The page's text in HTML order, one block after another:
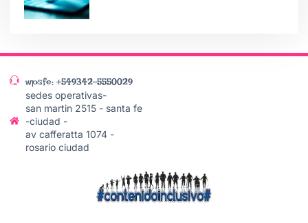
wpsfe: +549342-5550029
sedes operativas-
san martin 2515 - santa fe
-ciudad -
av cafferatta 1074 -
rosario ciudad